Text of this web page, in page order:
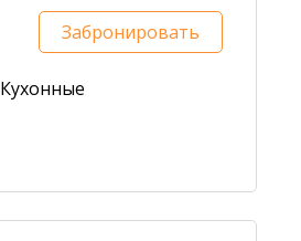
Забронировать